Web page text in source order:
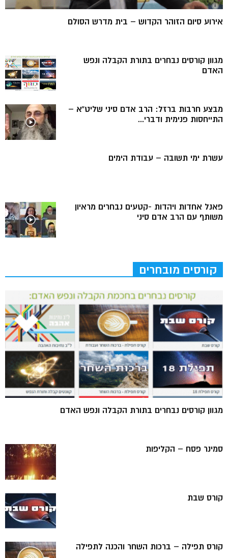
אירוע סיום הזוהר הקדוש – בית מדרש הסולם
מגוון קורסים נבחרים בתורת הקבלה ונפש
האדם
מבצע חרבות ברזל: הרב אדם סיני שליט”א –
התייחסות פנימית ודברי...
עשרת ימי תשובה – עבודת הימים
פאנל אחדות ויהדות -קטעים נבחרים מראיון
משותף עם הרב אדם סיני
קורסים מובחרים
מגוון קורסים נבחרים בתורת הקבלה ונפש האדם
סמינר פסח – הקליפות
קורס שבת
קורס תפילה – ברכות השחר והכנה לתפילה